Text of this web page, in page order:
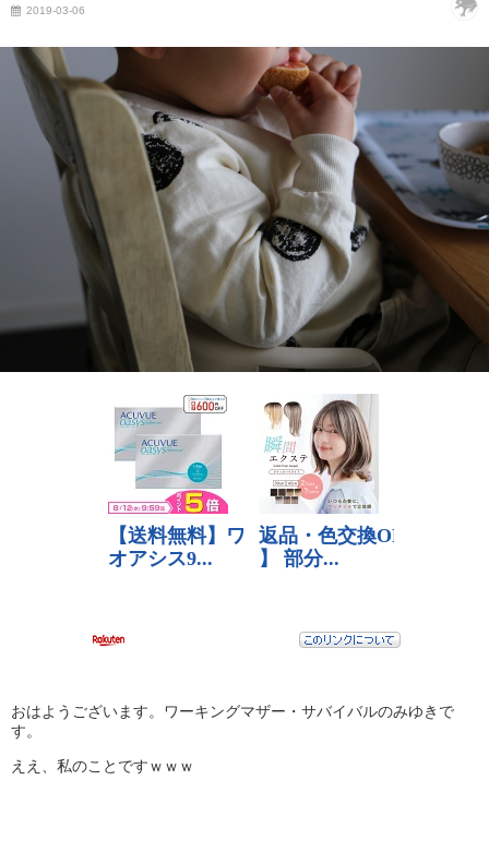
2019-03-06
おはようございます。ワーキングマザー・サバイバルのみゆきで
す。
ええ、私のことですｗｗｗ